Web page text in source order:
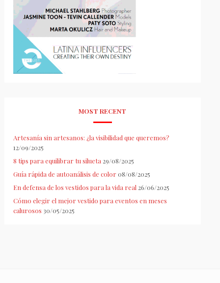
MOST RECENT
Artesanía sin artesanos: ¿la visibilidad que queremos?
12/09/2025
8 tips para equilibrar tu silueta 29/08/2025
Guía rápida de autoanálisis de color 08/08/2025
En defensa de los vestidos para la vida real 26/06/2025
Cómo elegir el mejor vestido para eventos en meses
calurosos 30/05/2025